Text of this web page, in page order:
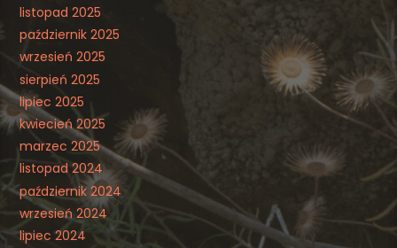
listopad 2025
październik 2025
wrzesień 2025
sierpień 2025
lipiec 2025
kwiecień 2025
marzec 2025
listopad 2024
październik 2024
wrzesień 2024
lipiec 2024